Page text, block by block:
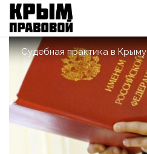
Судебная практика в Крыму